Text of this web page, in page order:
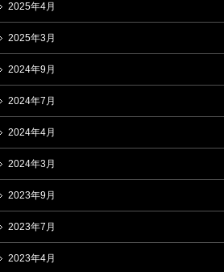
2025年4月
2025年3月
2024年9月
2024年7月
2024年4月
2024年3月
2023年9月
2023年7月
2023年4月